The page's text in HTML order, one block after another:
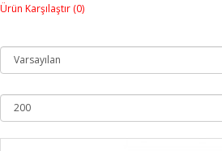
Ürün Karşılaştır (0)